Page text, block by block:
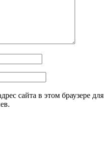
сайта в этом браузере для